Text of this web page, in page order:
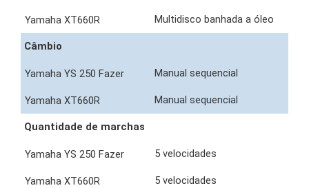
Multidisco banhada a óleo
Câmbio
Manual sequencial
Manual sequencial
Quantidade de marchas
5 velocidades
5 velocidades